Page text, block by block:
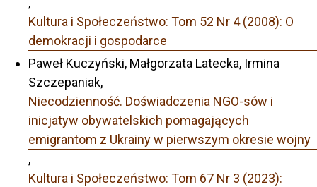
Kultura i Społeczeństwo: Tom 52 Nr 4 (2008): O
demokracji i gospodarce
Paweł Kuczyński, Małgorzata Latecka, Irmina
Szczepaniak,
Niecodzienność. Doświadczenia NGO-sów i
inicjatyw obywatelskich pomagających
emigrantom z Ukrainy w pierwszym okresie wojny
,
Kultura i Społeczeństwo: Tom 67 Nr 3 (2023):